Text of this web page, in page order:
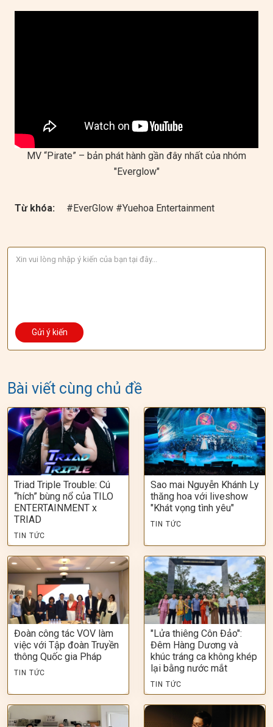
MV “Pirate” – bản phát hành gần đây nhất của nhóm
"Everglow"
Từ khóa: #EverGlow #Yuehoa Entertainment
Bài viết cùng chủ đề
Triad Triple Trouble: Cú
“hích” bùng nổ của TILO
ENTERTAINMENT x
TRIAD
TIN TỨC
Sao mai Nguyễn Khánh Ly
thăng hoa với liveshow
"Khát vọng tình yêu"
TIN TỨC
Đoàn công tác VOV làm
việc với Tập đoàn Truyền
thông Quốc gia Pháp
TIN TỨC
"Lửa thiêng Côn Đảo":
Đêm Hàng Dương và
khúc tráng ca không khép
lại bằng nước mắt
TIN TỨC